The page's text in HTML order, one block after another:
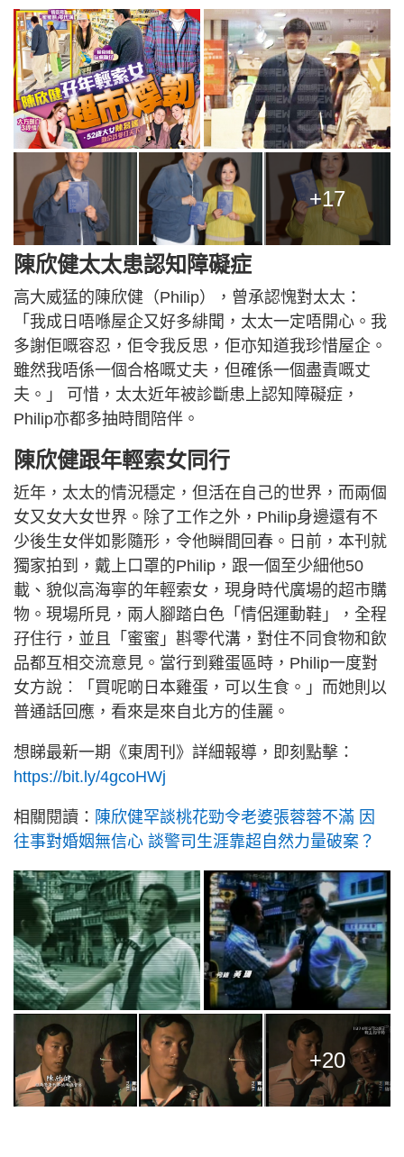
+17
陳欣健太太患認知障礙症
高大威猛的陳欣健（Philip），曾承認愧對太太：
「我成日唔喺屋企又好多緋聞，太太一定唔開心。我
多謝佢嘅容忍，佢令我反思，佢亦知道我珍惜屋企。
雖然我唔係一個合格嘅丈夫，但確係一個盡責嘅丈
夫。」 可惜，太太近年被診斷患上認知障礙症，
Philip亦都多抽時間陪伴。
陳欣健跟年輕索女同行
近年，太太的情況穩定，但活在自己的世界，而兩個
女又女大女世界。除了工作之外，Philip身邊還有不
少後生女伴如影隨形，令他瞬間回春。日前，本刊就
獨家拍到，戴上口罩的Philip，跟一個至少細他50
載、貌似高海寧的年輕索女，現身時代廣場的超市購
物。現場所見，兩人腳踏白色「情侶運動鞋」，全程
孖住行，並且「蜜蜜」斟零代溝，對住不同食物和飲
品都互相交流意見。當行到雞蛋區時，Philip一度對
女方說︰「買呢啲日本雞蛋，可以生食。」而她則以
普通話回應，看來是來自北方的佳麗。
想睇最新一期《東周刊》詳細報導，即刻點擊：
https://bit.ly/4gcoHWj
相關閱讀： 陳欣健罕談桃花勁令老婆張蓉蓉不滿 因
往事對婚姻無信心 談警司生涯靠超自然力量破案？
+20